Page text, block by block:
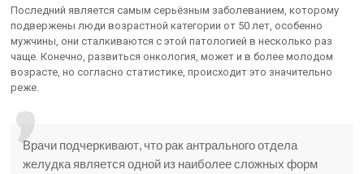
Последний является самым серьёзным заболеванием, которому
подвержены люди возрастной категории от 50 лет, особенно
мужчины, они сталкиваются с этой патологией в несколько раз
чаще. Конечно, развиться онкология, может и в более молодом
возрасте, но согласно статистике, происходит это значительно
реже.
Врачи подчеркивают, что рак антрального отдела
желудка является одной из наиболее сложных форм